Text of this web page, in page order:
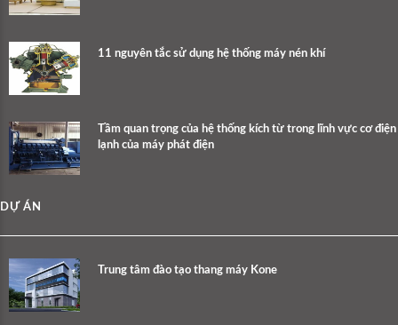
11 nguyên tắc sử dụng hệ thống máy nén khí
Tầm quan trọng của hệ thống kích từ trong lĩnh vực cơ điện
lạnh của máy phát điện
DỰ ÁN
Trung tâm đào tạo thang máy Kone